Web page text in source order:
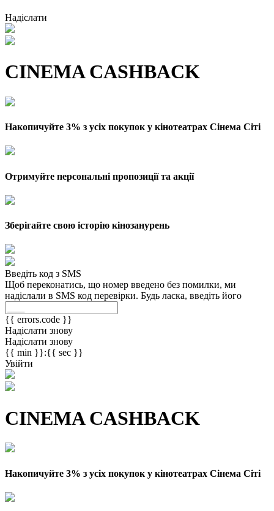
Надіслати
CINEMA CASHBACK
Накопичуйте 3% з усіх покупок у кінотеатрах Сінема Сіті
Отримуйте персональні пропозиції та акції
Зберігайте свою історію кінозанурень
Введіть код з SMS
Щоб переконатись, що номер введено без помилки, ми
надіслали в SMS код перевірки. Будь ласка, введіть його
{{ errors.code }}
Надіслати знову
Надіслати знову
{{ min }}:{{ sec }}
Увійти
CINEMA CASHBACK
Накопичуйте 3% з усіх покупок у кінотеатрах Сінема Сіті